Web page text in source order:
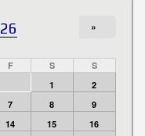
»
F S
S
1
2
7 8
9
14 15
16